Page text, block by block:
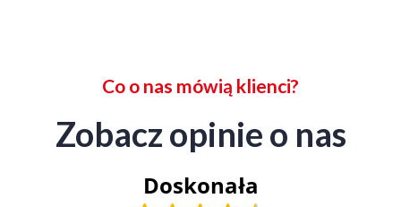
Co o nas mówią klienci?
Zobacz opinie o nas
Doskonała